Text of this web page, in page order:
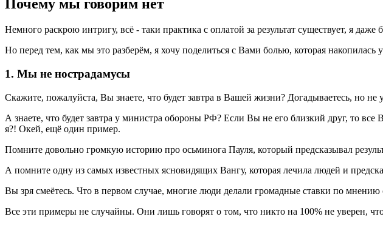
Почему мы говорим нет
Немного раскрою интригу, всё - таки практика с оплатой за результат существует, я
Но перед тем, как мы это разберём, я хочу поделиться с Вами болью, которая
1. Мы не нострадамусы
Скажите, пожалуйста, Вы знаете, что будет завтра в Вашей жизни? Догадываетесь, но не
А знаете, что будет завтра у министра обороны РФ? Если Вы не его близкий друг, то
я?! Окей, ещё один пример.
Помните довольно громкую историю про осьминога Пауля, который предсказывал
А помните одну из самых известных ясновидящих Вангу, которая лечила людей и
Вы зря смеётесь. Что в первом случае, многие люди делали громадные ставки по
Все эти примеры не случайны. Они лишь говорят о том, что никто на 100% не уверен, что